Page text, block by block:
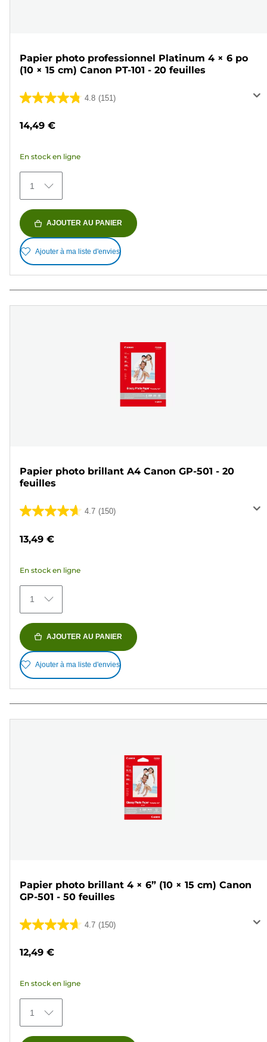
Papier photo professionnel Platinum 4 × 6 po
(10 × 15 cm) Canon PT-101 - 20 feuilles
4.8 (151)
4.8
151
avis
14,49 €
En stock en ligne
1
AJOUTER AU PANIER
Ajouter à ma liste d'envies
Papier photo brillant A4 Canon GP-501 - 20
feuilles
4.7 (150)
4.7
5
150
avis
13,49 €
En stock en ligne
1
AJOUTER AU PANIER
Ajouter à ma liste d'envies
Papier photo brillant 4 × 6” (10 × 15 cm) Canon
GP-501 - 50 feuilles
4.7 (150)
4.7
150
avis
12,49 €
En stock en ligne
1